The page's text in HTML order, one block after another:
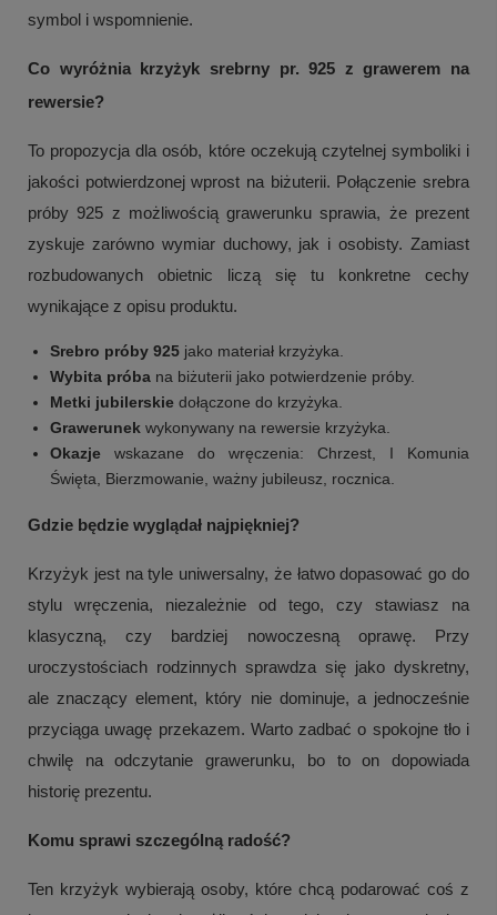
+ 1
symbol i wspomnienie.
Co wyróżnia krzyżyk srebrny pr. 925 z grawerem na
rewersie?
To propozycja dla osób, które oczekują czytelnej symboliki i
jakości potwierdzonej wprost na biżuterii. Połączenie srebra
próby 925 z możliwością grawerunku sprawia, że prezent
zyskuje zarówno wymiar duchowy, jak i osobisty. Zamiast
rozbudowanych obietnic liczą się tu konkretne cechy
wynikające z opisu produktu.
Srebro próby 925 jako materiał krzyżyka.
Wybita próba na biżuterii jako potwierdzenie próby.
Metki jubilerskie dołączone do krzyżyka.
Grawerunek wykonywany na rewersie krzyżyka.
Okazje wskazane do wręczenia: Chrzest, I Komunia
Święta, Bierzmowanie, ważny jubileusz, rocznica.
Gdzie będzie wyglądał najpiękniej?
Krzyżyk jest na tyle uniwersalny, że łatwo dopasować go do
stylu wręczenia, niezależnie od tego, czy stawiasz na
klasyczną, czy bardziej nowoczesną oprawę. Przy
uroczystościach rodzinnych sprawdza się jako dyskretny,
ale znaczący element, który nie dominuje, a jednocześnie
przyciąga uwagę przekazem. Warto zadbać o spokojne tło i
chwilę na odczytanie grawerunku, bo to on dopowiada
historię prezentu.
Komu sprawi szczególną radość?
Ten krzyżyk wybierają osoby, które chcą podarować coś z